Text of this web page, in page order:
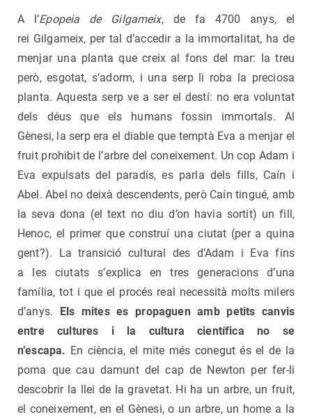
A l’Epopeia de Gilgameix, de fa 4700 anys, el
rei Gilgameix, per tal d’accedir a la immortalitat, ha de
menjar una planta que creix al fons del mar: la treu
però, esgotat, s’adorm, i una serp li roba la preciosa
planta. Aquesta serp ve a ser el destí: no era voluntat
dels déus que els humans fossin immortals. Al
Gènesi, la serp era el diable que temptà Eva a menjar el
fruit prohibit de l’arbre del coneixement. Un cop Adam i
Eva expulsats del paradís, es parla dels fills, Caín i
Abel. Abel no deixà descendents, però Caín tingué, amb
la seva dona (el text no diu d’on havia sortit) un fill,
Henoc, el primer que construí una ciutat (per a quina
gent?). La transició cultural des d’Adam i Eva fins
a les ciutats s’explica en tres generacions d’una
família, tot i que el procés real necessità molts milers
d’anys. Els mites es propaguen amb petits canvis
entre cultures i la cultura científica no se
n’escapa. En ciència, el mite més conegut és el de la
poma que cau damunt del cap de Newton per fer-li
descobrir la llei de la gravetat. Hi ha un arbre, un fruit,
el coneixement, en el Gènesi, o un arbre, un home a la